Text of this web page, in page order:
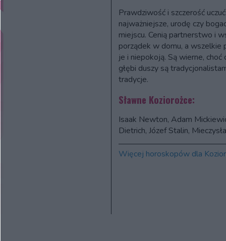
Prawdziwość i szczerość
najważniejsze, urodę czy
miejscu. Cenią partnerstwo i
porządek w domu, a wszelkie
je i niepokoją. Są wierne,
głębi duszy są
tradycje.
Sławne Koziorożce:
Isaak Newton, Adam
Dietrich, Józef Stalin,
Więcej horoskopów dla